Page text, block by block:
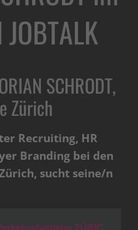
SCHRODT,
Zürich
Recruiting, HR
Branding bei den
sucht seine/n